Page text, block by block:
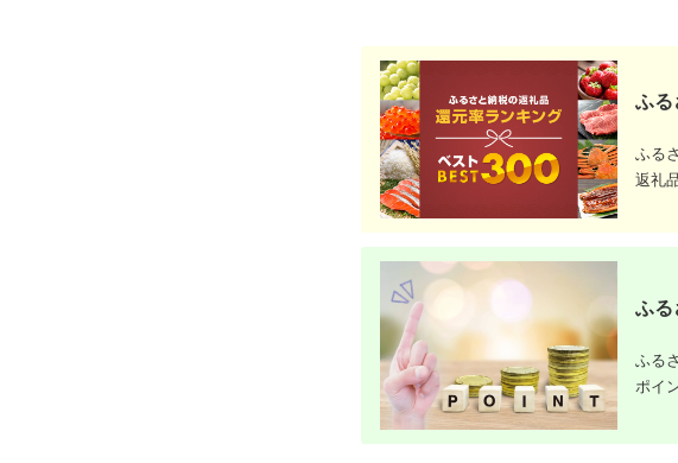
ふる
ふる
返礼
ふる
ふる
ポイ